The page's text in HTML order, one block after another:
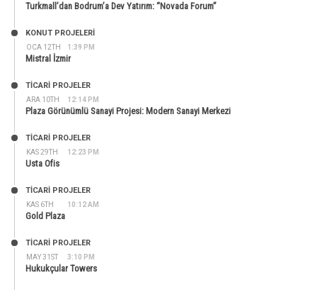
Turkmall’dan Bodrum’a Dev Yatırım: “Novada Forum”
OCA 12TH 1:39 PM
KONUT PROJELERI
Mistral İzmir
ARA 10TH 12:14 PM
TİCARİ PROJELER
Plaza Görünümlü Sanayi Projesi: Modern Sanayi Merkezi
KAS 29TH 12:23 PM
TİCARİ PROJELER
Usta Ofis
KAS 6TH 10:12 AM
TİCARİ PROJELER
Gold Plaza
MAY 31ST 3:10 PM
TİCARİ PROJELER
Hukukçular Towers